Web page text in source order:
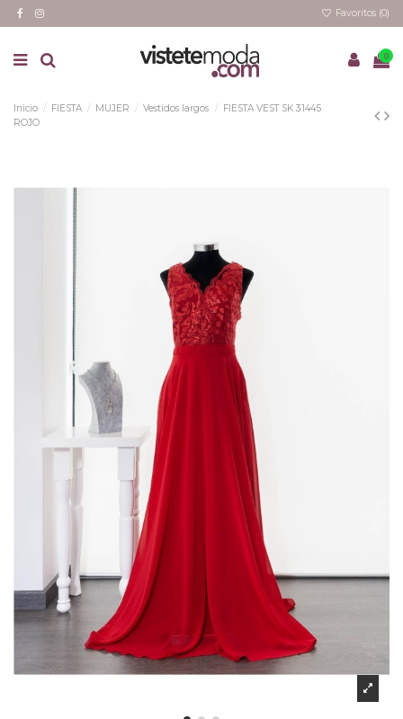
Favoritos (0)
0
Inicio FIESTA MUJER Vestidos largos
FIESTA VEST SK 31445
ROJO